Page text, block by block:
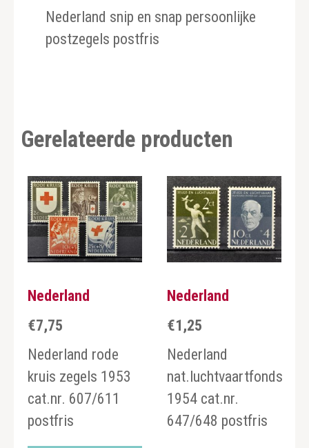
Nederland snip en snap persoonlijke
postzegels postfris
Gerelateerde producten
Nederland
€7,75
Nederland rode
kruis zegels 1953
cat.nr. 607/611
postfris
Nederland
€1,25
Nederland
nat.luchtvaartfonds
1954 cat.nr.
647/648 postfris